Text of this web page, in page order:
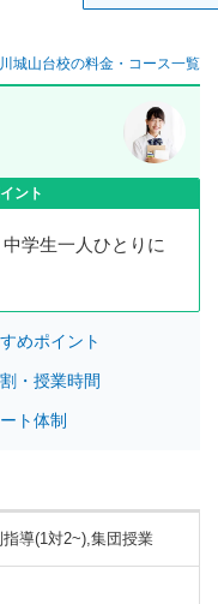
城山台校の料金・コース一覧
ント
学生一人ひとりに
めポイント
・授業時間
ト体制
導(1対2~),集団授業